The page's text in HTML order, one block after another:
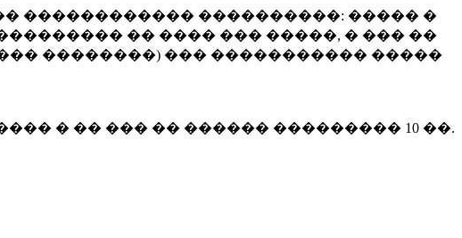
������������ ����������: ����� �
�� ���� ��� �����, � ��� ��
��������) ��� ����������� �����
� �� ��� �� ������ ��������� 10 ��.